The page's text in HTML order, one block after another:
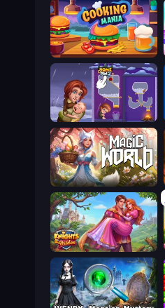
Cooking Mania
Home Pin 2
Magic World
Knights & Brides